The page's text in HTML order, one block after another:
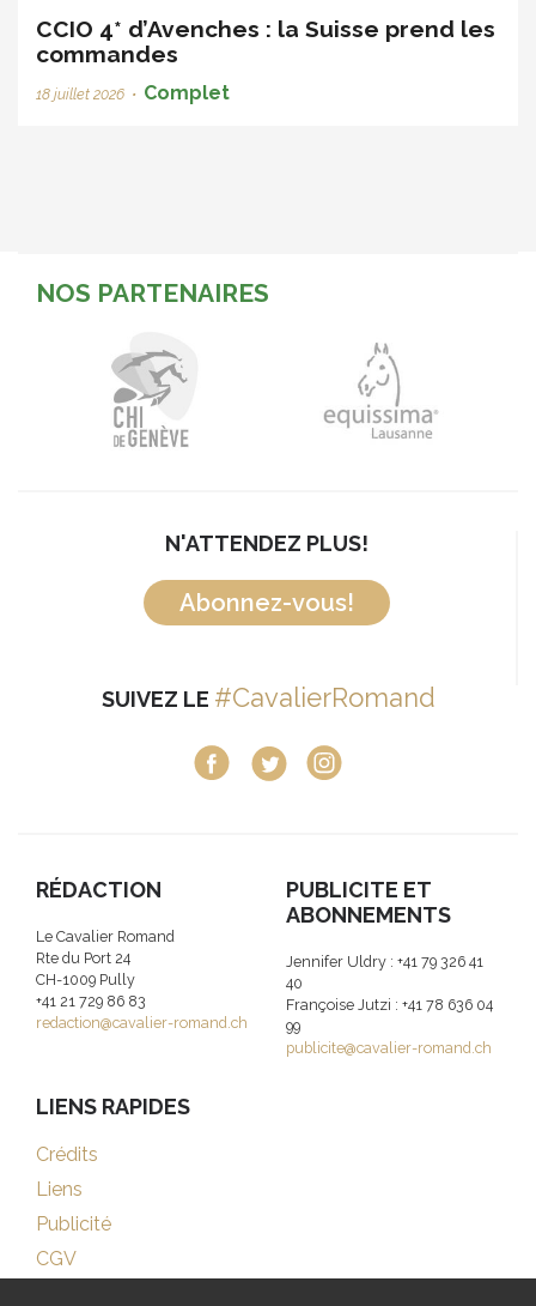
CCIO 4* d’Avenches : la Suisse prend les
commandes
18 juillet 2026 • Complet
NOS PARTENAIRES
N'ATTENDEZ PLUS!
Abonnez-vous!
SUIVEZ LE #CavalierRomand
RÉDACTION
Le Cavalier Romand
Rte du Port 24
CH-1009 Pully
+41 21 729 86 83
redaction@cavalier-romand.ch
PUBLICITE ET
ABONNEMENTS
Jennifer Uldry : +41 79 326 41
40
Françoise Jutzi : +41 78 636 04
99
publicite@cavalier-romand.ch
LIENS RAPIDES
Crédits
Liens
Publicité
CGV